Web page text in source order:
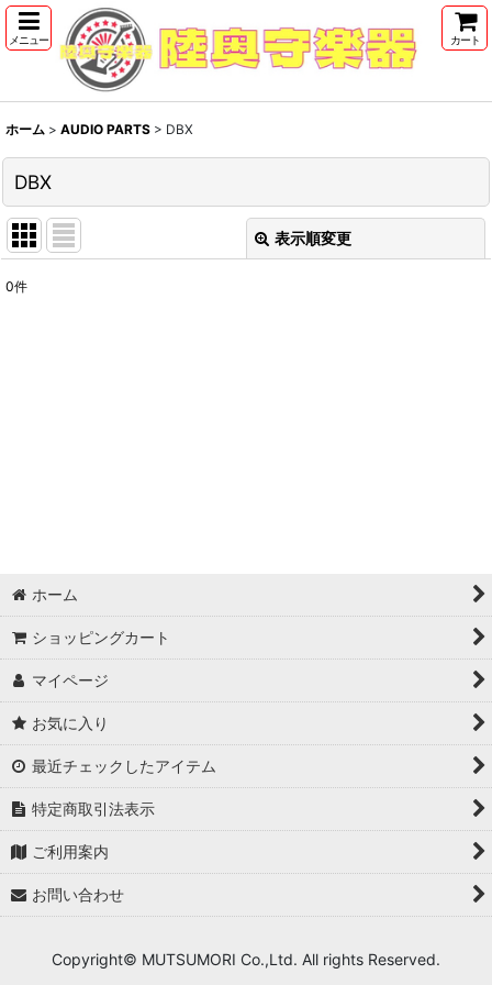
メニュー カート
ホーム > AUDIO PARTS > DBX
DBX
表示順変更
0件
ホーム
ショッピングカート
マイページ
お気に入り
最近チェックしたアイテム
特定商取引法表示
ご利用案内
お問い合わせ
Copyright© MUTSUMORI Co.,Ltd. All rights Reserved.